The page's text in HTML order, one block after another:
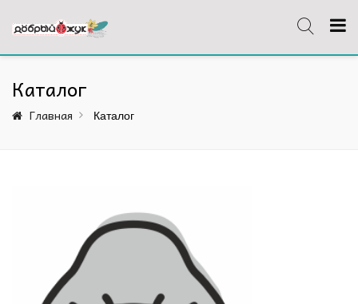
Каталог
Главная Каталог